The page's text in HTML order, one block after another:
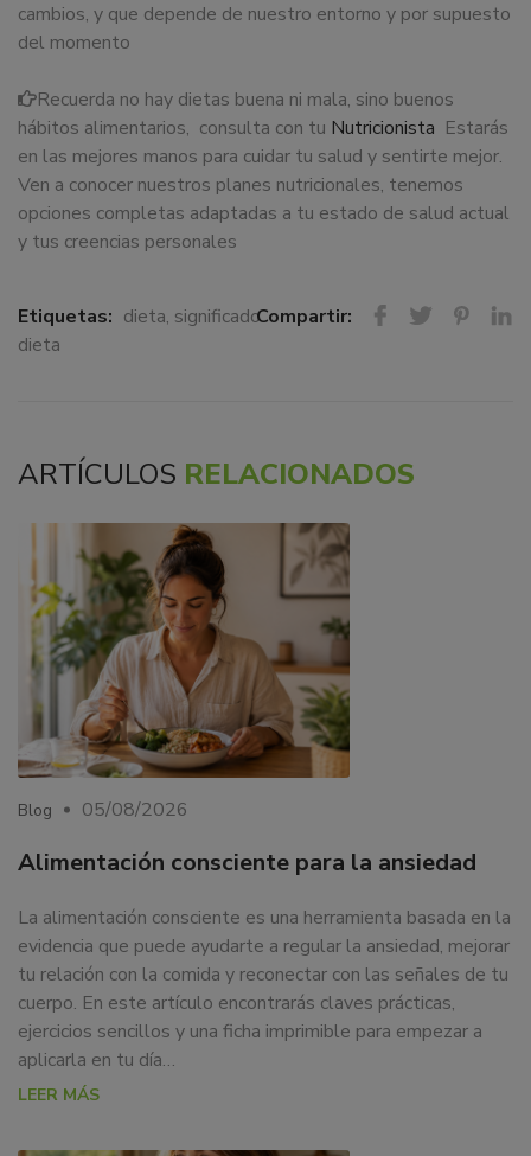
cambios, y que depende de nuestro entorno y por supuesto
del momento
Recuerda no hay dietas buena ni mala, sino buenos
hábitos alimentarios, consulta con tu Nutricionista Estarás
en las mejores manos para cuidar tu salud y sentirte mejor.
Ven a conocer nuestros planes nutricionales, tenemos
opciones completas adaptadas a tu estado de salud actual
y tus creencias personales
Etiquetas: dieta, significado
dieta
Compartir:
ARTÍCULOS RELACIONADOS
Blog 05/08/2026
Alimentación consciente para la ansiedad
La alimentación consciente es una herramienta basada en la
evidencia que puede ayudarte a regular la ansiedad, mejorar
tu relación con la comida y reconectar con las señales de tu
cuerpo. En este artículo encontrarás claves prácticas,
ejercicios sencillos y una ficha imprimible para empezar a
aplicarla en tu día…
LEER MÁS